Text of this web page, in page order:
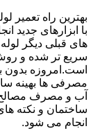
بهترین راه
با ابزارهای
های قبلی دیگر
سریع تر شده و
است.امروزه بدون
مصرفی ها بهینه
آب و مصرف مصالح
ساختمان و نکته
انجام می شود.